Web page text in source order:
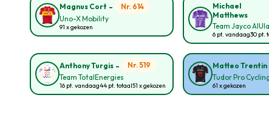
Magnus Cort -
Nr. 614
Uno-X Mobility
91 x gekozen
Michael
Matthews
Team Jayco AlUla
6 pt. vandaag30 pt.
Anthony Turgis -
Nr. 519
Team TotalEnergies
16 pt. vandaag44 pt. totaal51 x gekozen
Matteo Trentin
Tudor Pro
61 x gekozen